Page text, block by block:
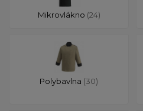
Mikrovlákno (24)
Polybavlna (30)